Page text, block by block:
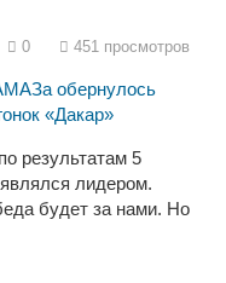
0
451 просмотров
результатам 5
лидером.
будет за нами. Но